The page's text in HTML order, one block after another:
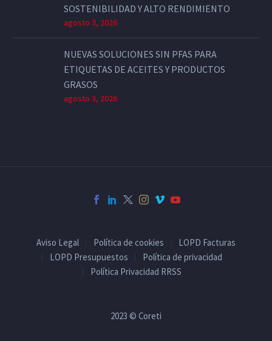
SOSTENIBILIDAD Y ALTO RENDIMIENTO
agosto 3, 2026
NUEVAS SOLUCIONES SIN PFAS PARA
ETIQUETAS DE ACEITES Y PRODUCTOS
GRASOS
agosto 3, 2026
Aviso Legal Política de cookies
LOPD Facturas
LOPD Presupuestos
Política de privacidad
Política Privacidad RRSS
2023 © Coreti